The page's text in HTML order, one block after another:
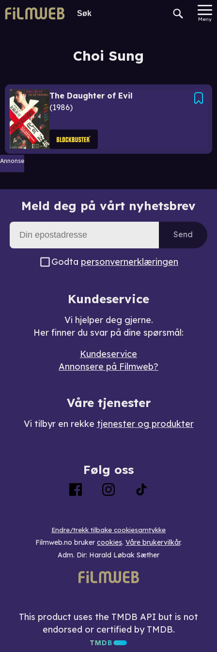
Meny
Choi Sung
The Daughter of Evil
1986
Annonse
Meld deg på vårt nyhetsbrev
Send
Godta personvernerklæringen
Kundeservice
Vi hjelper deg gjerne.
Her finner du svar på dine spørsmål:
Kundeservice
Annonsere på Filmweb?
Våre tjenester
Vi tilbyr en rekke tjenester og produkter
Følg oss
Endre/trekk tilbake cookiesamtykke
Filmweb.no bruker cookies. Våre brukervilkår.
Adm. Dir: Harald Løbak Sæther
This product uses the TMDB API but is not
endorsed or certified by TMDB.